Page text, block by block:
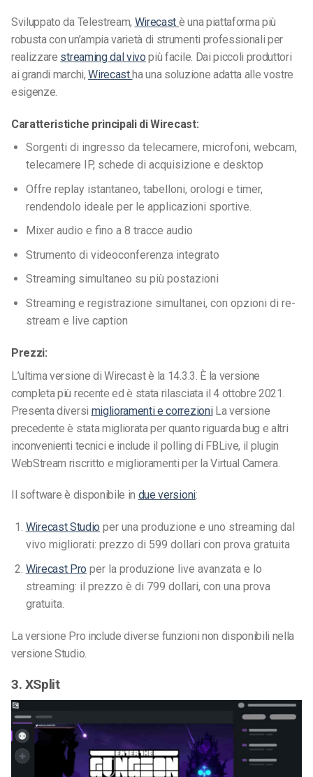
Sviluppato da Telestream, Wirecast è una piattaforma più
robusta con un’ampia varietà di strumenti professionali per
realizzare streaming dal vivo più facile. Dai piccoli produttori
ai grandi marchi,Wirecastha una soluzione adatta alle vostre
esigenze.
Caratteristiche principali di Wirecast:
Sorgenti di ingresso da telecamere, microfoni, webcam,
telecamere IP, schede di acquisizione e desktop
Offre replay istantaneo, tabelloni, orologi e timer,
rendendolo ideale per le applicazioni sportive.
Mixer audio e fino a 8 tracce audio
Strumento di videoconferenza integrato
Streaming simultaneo su più postazioni
Streaming e registrazione simultanei, con opzioni di re-
stream e live caption
Prezzi:
L’ultima versione di Wirecast è la 14.3.3. È la versione
completa più recente ed è stata rilasciata il 4 ottobre 2021.
Presenta diversi miglioramenti e correzioniLa versione
precedente è stata migliorata per quanto riguarda bug e altri
inconvenienti tecnici e include il polling di FBLive, il plugin
WebStream riscritto e miglioramenti per la Virtual Camera.
Il software è disponibile in due versioni:
Wirecast Studio per una produzione e uno streaming dal
vivo migliorati: prezzo di 599 dollari con prova gratuita
Wirecast Pro per la produzione live avanzata e lo
streaming: il prezzo è di 799 dollari, con una prova
gratuita.
La versione Pro include diverse funzioni non disponibili nella
versione Studio.
3. XSplit